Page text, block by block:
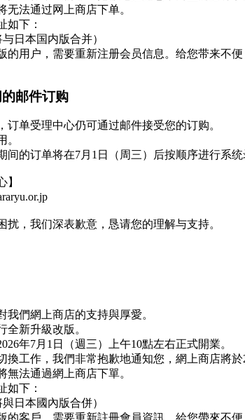
无法通过网上商店下单。
如下：
日本国内版合并）
的用户，需要重新注册会员信息。给您带来不便
邮件订购
订单受理中心仍可通过邮件接受您的订购。
。
间的订单将在7月1日（周三）后按顺序进行系统
】
扰，我们深表歉意，恳请您的理解与支持。
我們網上商店的支持與厚愛。
全新升級改版。
年7月1日（週三）上午10點左右正式開業。
換工作，我們非常抱歉地通知您，網上商店將
無法通過網上商店下單。
如下：
日本國內版合併）
的客戶，需要重新註冊會員資訊。給您帶來不便